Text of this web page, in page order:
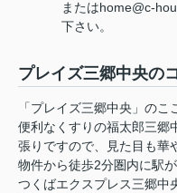
またはhome@c-
下さい。
プレイズ三郷中央の
「プレイズ三郷中央」の
便利なくすりの福太郎三郷
張りですので、見た目も華
物件から徒歩2分圏内に駅
つくばエクスプレス三郷中